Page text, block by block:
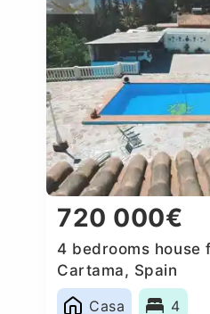
720 000€
4 bedrooms house
Cartama, Spain
Casa
4